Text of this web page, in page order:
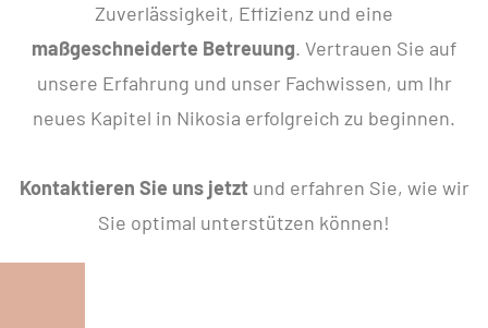
Zuverlässigkeit, Effizienz und eine
maßgeschneiderte Betreuung. Vertrauen Sie auf
unsere Erfahrung und unser Fachwissen, um Ihr
neues Kapitel in Nikosia erfolgreich zu beginnen.
Kontaktieren Sie uns jetztund erfahren Sie, wie wir
Sie optimal unterstützen können!